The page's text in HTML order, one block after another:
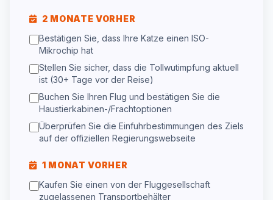
2 MONATE VORHER
Bestätigen Sie, dass Ihre Katze einen ISO-
Mikrochip hat
Stellen Sie sicher, dass die Tollwutimpfung aktuell
ist (30+ Tage vor der Reise)
Buchen Sie Ihren Flug und bestätigen Sie die
Haustierkabinen-/Frachtoptionen
Überprüfen Sie die Einfuhrbestimmungen des Ziels
auf der offiziellen Regierungswebseite
1 MONAT VORHER
Kaufen Sie einen von der Fluggesellschaft
zugelassenen Transportbehälter